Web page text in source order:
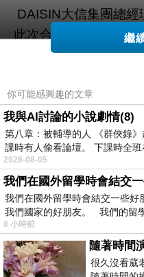
DAISIN大信集團總經
此次合作，將充分發
場的影響力和
先進且有效的解決方
術支持、市場推廣等
打造一個更加環保、
境。
TREMCO CPG
Saptak Roy(左)與
區總監Mr, Francis
簽約儀式上，「
長、執行總經理康永
繼
你可能感興趣的文章
我與AI討論的小說劇情(8)
第八章：被輔導的人 《群俠錄
課時有人偷看論壇。 下課時全
2026-08-05
我們在國外留學時會結交一些好
我們國家的好朋友。 我們的留
8 小時前
隨著時間
很久沒看葳